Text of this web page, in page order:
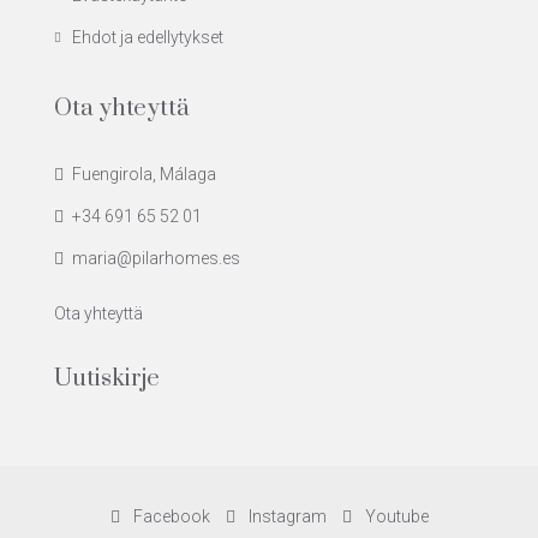
Ehdot ja edellytykset
Ota yhteyttä
Fuengirola, Málaga
+34 691 65 52 01
maria@pilarhomes.es
Ota yhteyttä
Uutiskirje
Facebook Instagram Youtube